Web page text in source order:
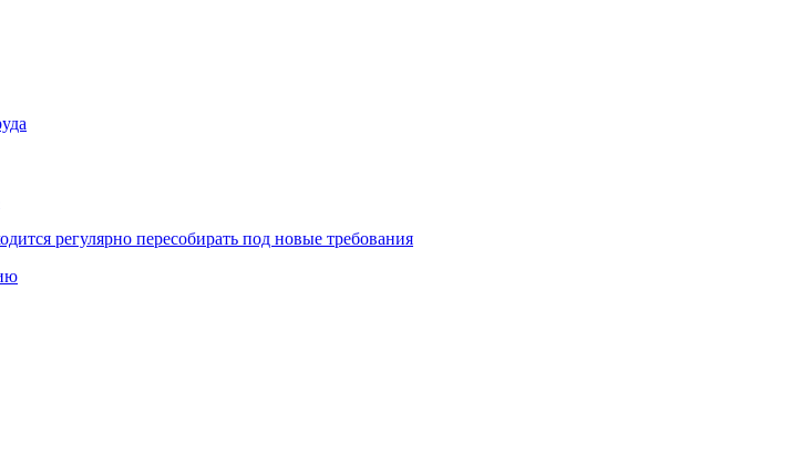
регулярно пересобирать под новые требования